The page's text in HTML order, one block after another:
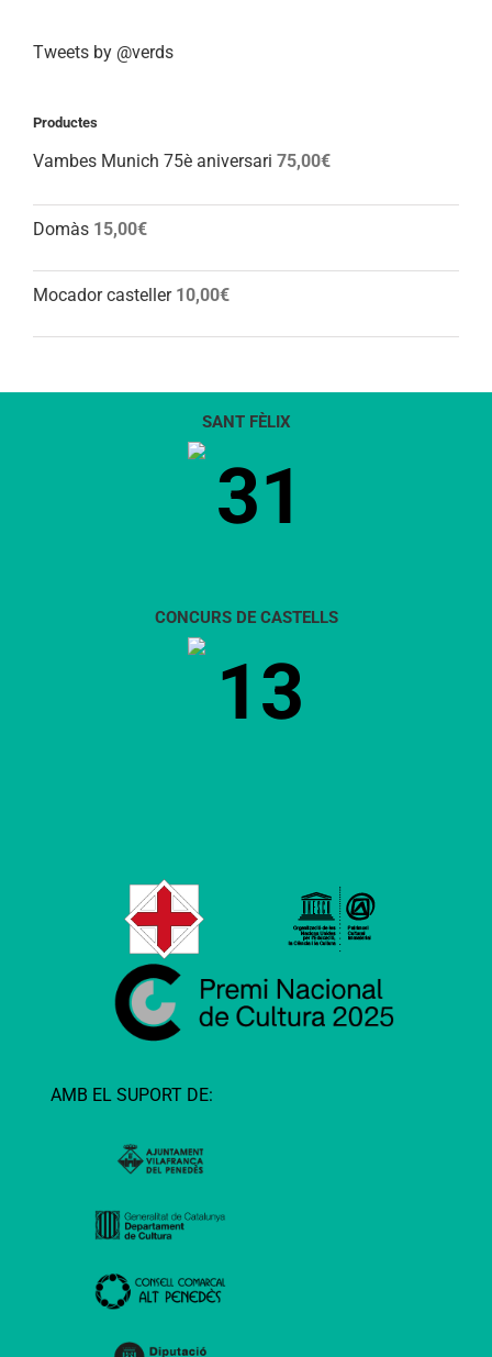
Tweets by @verds
Productes
Vambes Munich 75è aniversari 75,00€
Domàs 15,00€
Mocador casteller 10,00€
SANT FÈLIX
31
CONCURS DE CASTELLS
13
AMB EL SUPORT DE: